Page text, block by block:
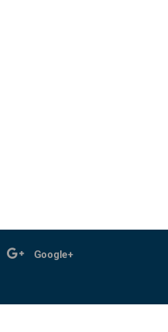
Google+